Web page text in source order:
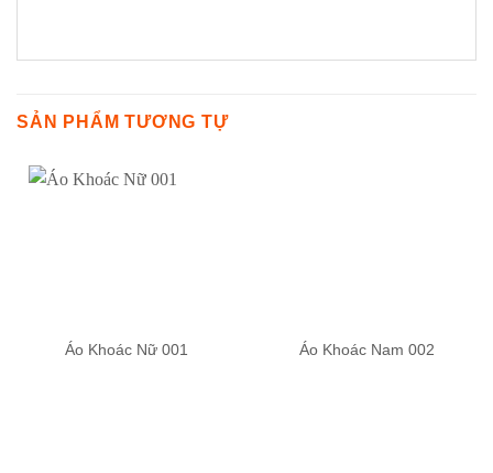
SẢN PHẨM TƯƠNG TỰ
Áo Khoác Nữ 001 Áo Khoác Nam 002